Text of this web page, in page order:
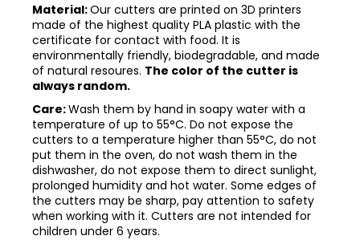
Material:Our cutters are printed on 3D printers
made of the highest quality PLA plastic with the
certificate for contact with food. It is
environmentally friendly, biodegradable, and made
of natural resoures. The color of the cutter is
always random.
Care:Wash them by hand in soapy water with a
temperature of up to 55°C. Do not expose the
cutters to a temperature higher than 55°C, do not
put them in the oven, do not wash them in the
dishwasher, do not expose them to direct sunlight,
prolonged humidity and hot water. Some edges of
the cutters may be sharp, pay attention to safety
when working with it. Cutters are not intended for
children under 6 years.